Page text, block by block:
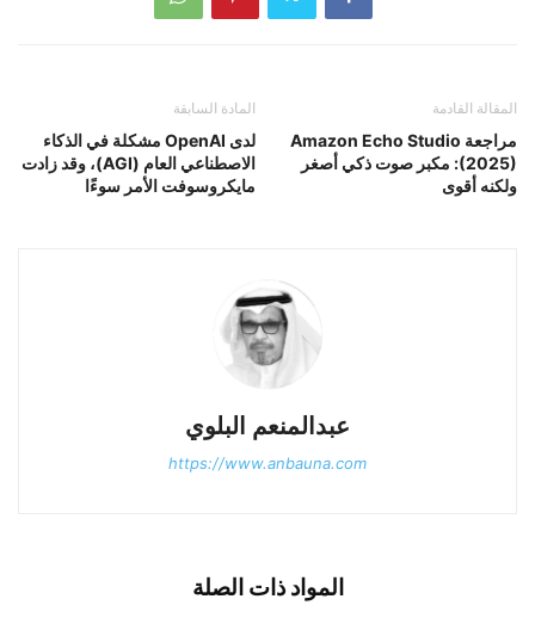
المادة السابقة
لدى OpenAI مشكلة في الذكاء
الاصطناعي العام (AGI)، وقد زادت
مايكروسوفت الأمر سوءًا
المقالة القادمة
مراجعة Amazon Echo Studio
(2025): مكبر صوت ذكي أصغر
ولكنه أقوى
عبدالمنعم البلوي
https://www.anbauna.com
المواد ذات الصلة